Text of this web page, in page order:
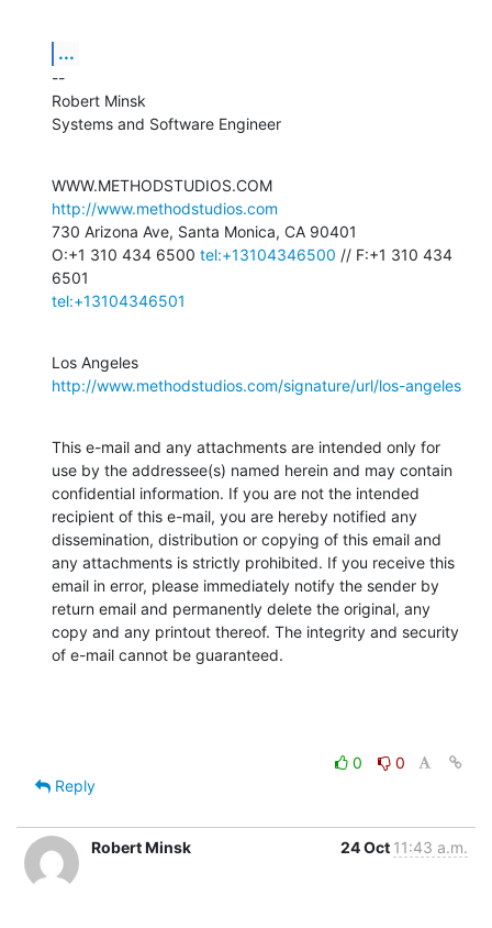
...
--
Robert Minsk
Systems and Software Engineer
http://www.methodstudios.com
730 Arizona Ave, Santa Monica, CA 90401
O:+1 310 434 6500 tel:+13104346500 // F:+1 310 434
tel:+13104346501
http://www.methodstudios.com/signature/url/los-angeles
This e-mail and any attachments are intended only for
use by the addressee(s) named herein and may contain
confidential information. If you are not the intended
recipient of this e-mail, you are hereby notified any
dissemination, distribution or copying of this email and
any attachments is strictly prohibited. If you receive this
email in error, please immediately notify the sender by
return email and permanently delete the original, any
copy and any printout thereof. The integrity and security
of e-mail cannot be guaranteed.
0
0
Reply
Robert Minsk 24 Oct 11:43 a.m.